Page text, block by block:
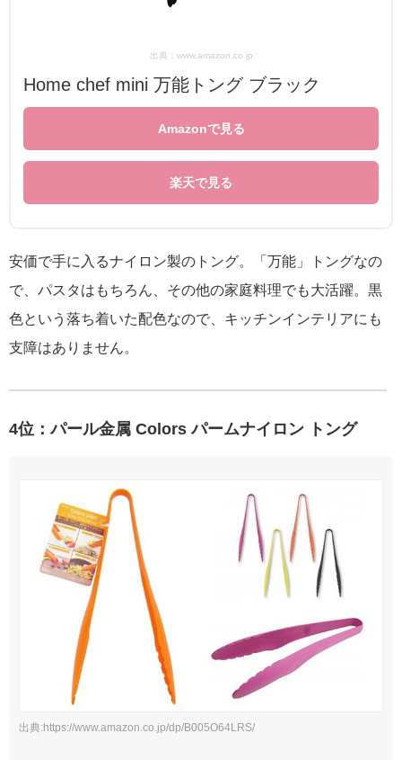
出典：www.amazon.co.jp
Home chef mini 万能トング ブラック
Amazonで見る
楽天で見る
安価で手に入るナイロン製のトング。「万能」トングなの
で、パスタはもちろん、その他の家庭料理でも大活躍。黒
色という落ち着いた配色なので、キッチンインテリアにも
支障はありません。
4位：パール金属 Colors パームナイロン トング
出典:https://www.amazon.co.jp/dp/B005O64LRS/